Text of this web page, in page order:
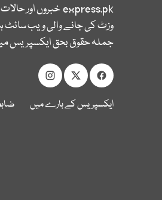
express.pkخبروں اور
وزٹ کی جانے والی ویب سائٹ
جملہ حقوق بحق ایکسپریس
ایکسپریس کے بارے میں